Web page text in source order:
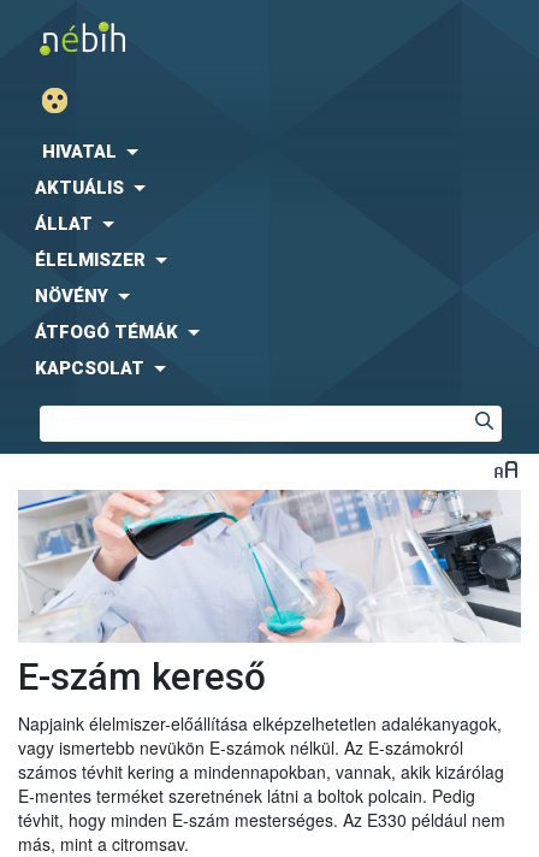
HIVATAL
AKTUÁLIS
ÁLLAT
ÉLELMISZER
NÖVÉNY
ÁTFOGÓ TÉMÁK
KAPCSOLAT
E-szám kereső
Napjaink élelmiszer-előállítása elképzelhetetlen adalékanyagok,
vagy ismertebb nevükön E-számok nélkül. Az E-számokról
számos tévhit kering a mindennapokban, vannak, akik kizárólag
E-mentes terméket szeretnének látni a boltok polcain. Pedig
tévhit, hogy minden E-szám mesterséges. Az E330 például nem
más, mint a citromsav.